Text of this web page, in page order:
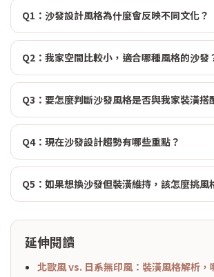
Q1：沙發設計風格為什麼會反映不同文化？
Q2：我家空間比較小，適合哪種風格的沙發
Q3：要怎麼判斷沙發風格是否與我家裝潢搭
Q4：現在沙發設計趨勢有哪些重點？
Q5：如果想換沙發但裝潢維持，該怎麼挑風
延伸閱讀
北歐風 vs. 日系無印風：裝潢風格解析，